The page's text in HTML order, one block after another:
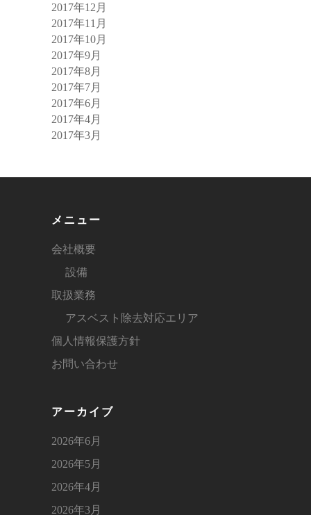
2017年12月
2017年11月
2017年10月
2017年9月
2017年8月
2017年7月
2017年6月
2017年4月
2017年3月
メニュー
会社概要
設備
取扱業務
アスベスト除去対応エリア
個人情報保護方針
お問い合わせ
アーカイブ
2026年6月
2026年5月
2026年4月
2026年3月